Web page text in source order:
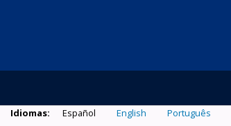
Idiomas: Español English Português